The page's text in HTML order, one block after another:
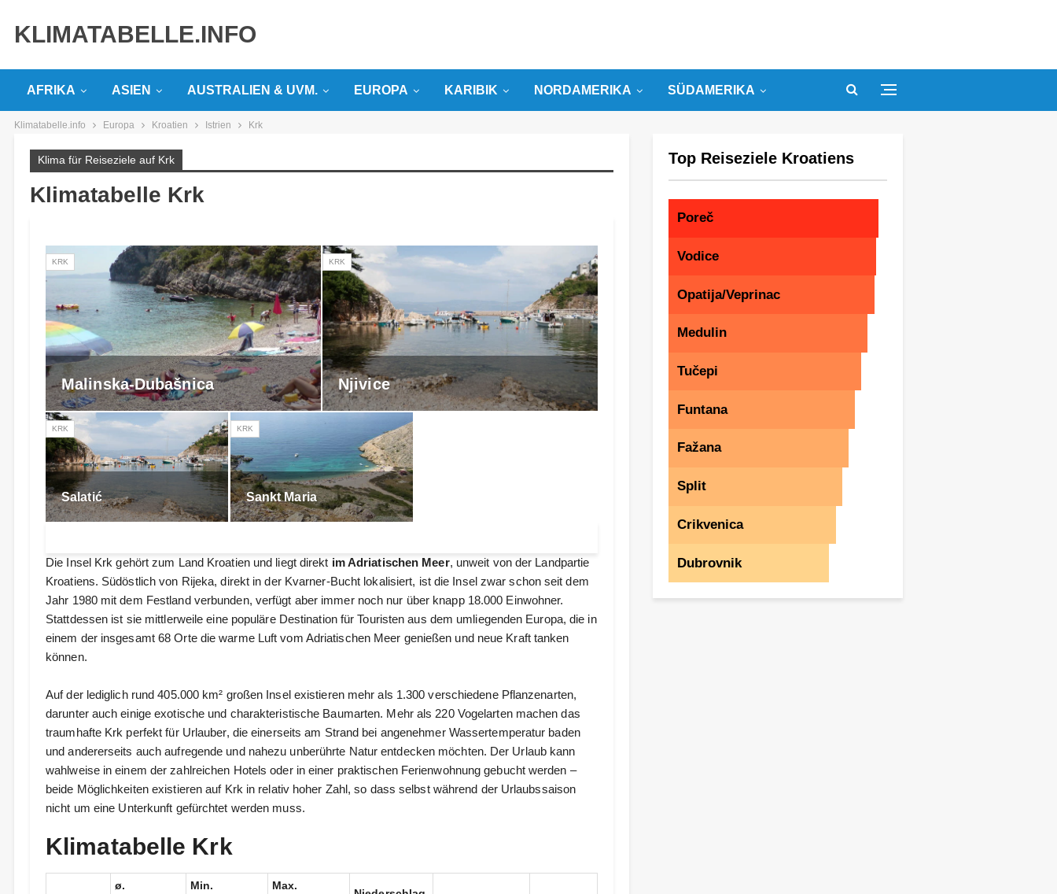
KLIMATABELLE.INFO
AFRIKA ASIEN AUSTRALIEN & UVM. EUROPA KARIBIK NORDAMERIKA SÜDAMERIKA
Klimatabelle.info Europa Kroatien Istrien Krk
Klima für Reiseziele auf Krk
Klimatabelle Krk
KRK
Malinska-Dubašnica
KRK
Njivice
KRK
Salatić
KRK
Sankt Maria
Die Insel Krk gehört zum Land Kroatien und liegt direkt im Adriatischen Meer, unweit von der Landpartie
Kroatiens. Südöstlich von Rijeka, direkt in der Kvarner-Bucht lokalisiert, ist die Insel zwar schon seit dem
Jahr 1980 mit dem Festland verbunden, verfügt aber immer noch nur über knapp 18.000 Einwohner.
Stattdessen ist sie mittlerweile eine populäre Destination für Touristen aus dem umliegenden Europa, die in
einem der insgesamt 68 Orte die warme Luft vom Adriatischen Meer genießen und neue Kraft tanken
können.
Auf der lediglich rund 405.000 km² großen Insel existieren mehr als 1.300 verschiedene Pflanzenarten,
darunter auch einige exotische und charakteristische Baumarten. Mehr als 220 Vogelarten machen das
traumhafte Krk perfekt für Urlauber, die einerseits am Strand bei angenehmer Wassertemperatur baden
und andererseits auch aufregende und nahezu unberührte Natur entdecken möchten. Der Urlaub kann
wahlweise in einem der zahlreichen Hotels oder in einer praktischen Ferienwohnung gebucht werden –
beide Möglichkeiten existieren auf Krk in relativ hoher Zahl, so dass selbst während der Urlaubssaison
nicht um eine Unterkunft gefürchtet werden muss.
Klimatabelle Krk
ø.
Min.
Max.
Top Reiseziele Kroatiens
Poreč
Vodice
Opatija/Veprinac
Medulin
Tučepi
Funtana
Fažana
Split
Crikvenica
Dubrovnik